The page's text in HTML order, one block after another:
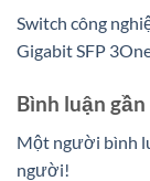
Switch công
Gigabit SFP
Bình luận
Một người bình
người!